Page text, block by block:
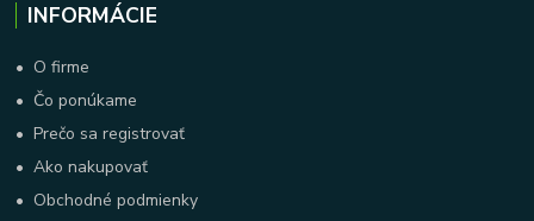
INFORMÁCIE
• O firme
• Čo ponúkame
•Prečo sa registrovať
•Ako nakupovať
• Obchodné podmienky